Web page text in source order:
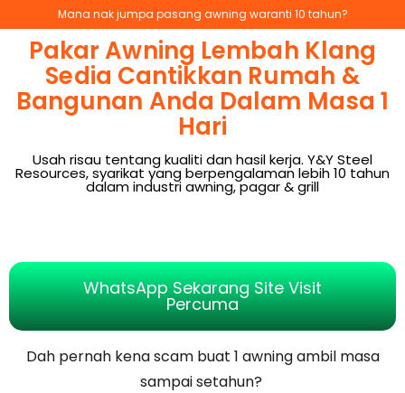
Mana nak jumpa pasang awning waranti 10 tahun?
Pakar Awning Lembah Klang
Sedia Cantikkan Rumah &
Bangunan Anda Dalam Masa 1
Hari
Usah risau tentang kualiti dan hasil kerja. Y&Y Steel
Resources, syarikat yang berpengalaman lebih 10 tahun
dalam industri awning, pagar & grill
WhatsApp Sekarang Site Visit
Percuma
Dah pernah kena scam buat 1 awning ambil masa
sampai setahun?